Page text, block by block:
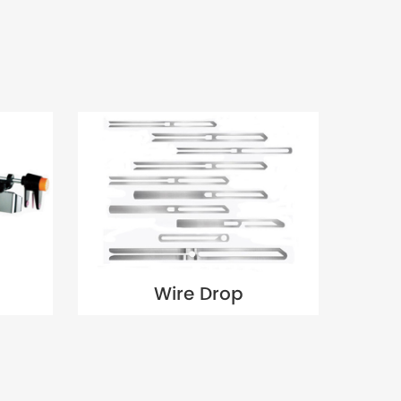
Wire Drop